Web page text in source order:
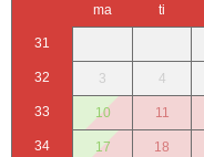
ma ti
31
32 3 4
33 10 11
34 17 18